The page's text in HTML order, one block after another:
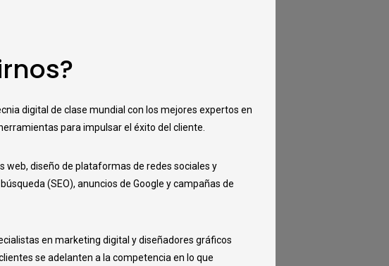
digital de clase mundial con los mejores expertos en
para impulsar el éxito del cliente.
web, diseño de plataformas de redes sociales y
(SEO), anuncios de Google y campañas de
en marketing digital y diseñadores gráficos
se adelanten a la competencia en lo que